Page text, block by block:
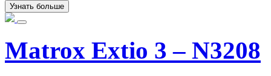
Узнать больше
Matrox Extio 3 – N3208